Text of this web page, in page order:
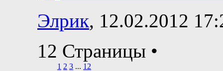
Элрик, 12.02.2012
12 Страницы •
1 2 3 ... 12